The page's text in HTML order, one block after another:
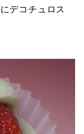
デコチュロス